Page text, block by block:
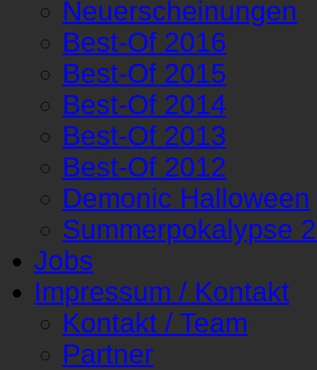
Neuerscheinungen
Best-Of 2016
Best-Of 2015
Best-Of 2014
Best-Of 2013
Best-Of 2012
Demonic Halloween
Summerpokalypse
Jobs
Impressum / Kontakt
Kontakt / Team
Partner